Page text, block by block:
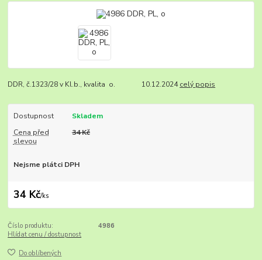
DDR, č.1323/28 v Kl.b., kvalita o. 10.12.2024celý popis
Dostupnost
Skladem
Cena před
slevou
34 Kč
Nejsme plátci DPH
34 Kč/ks
Číslo produktu:
4986
Hlídat cenu / dostupnost
Do oblíbených